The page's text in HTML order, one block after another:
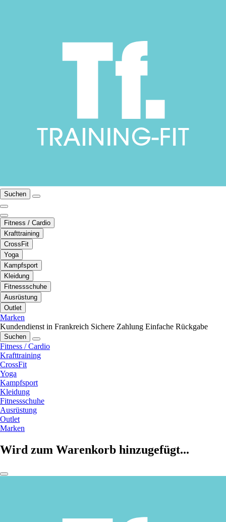
Suchen
Fitness / Cardio
Krafttraining
CrossFit
Yoga
Kampfsport
Kleidung
Fitnessschuhe
Ausrüstung
Outlet
Marken
Kundendienst in Frankreich Sichere Zahlung Einfache Rückgabe
Suchen
Fitness / Cardio
Krafttraining
CrossFit
Yoga
Kampfsport
Kleidung
Fitnessschuhe
Ausrüstung
Outlet
Marken
Wird zum Warenkorb hinzugefügt...